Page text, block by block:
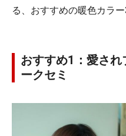
る、おすすめの暖色カラ
おすすめ1：愛され
ークセミ